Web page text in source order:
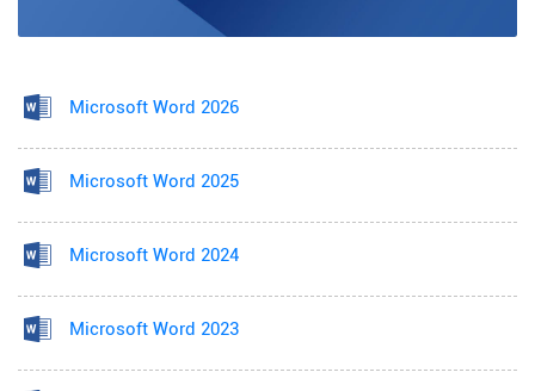
Microsoft Word 2026
Microsoft Word 2025
Microsoft Word 2024
Microsoft Word 2023